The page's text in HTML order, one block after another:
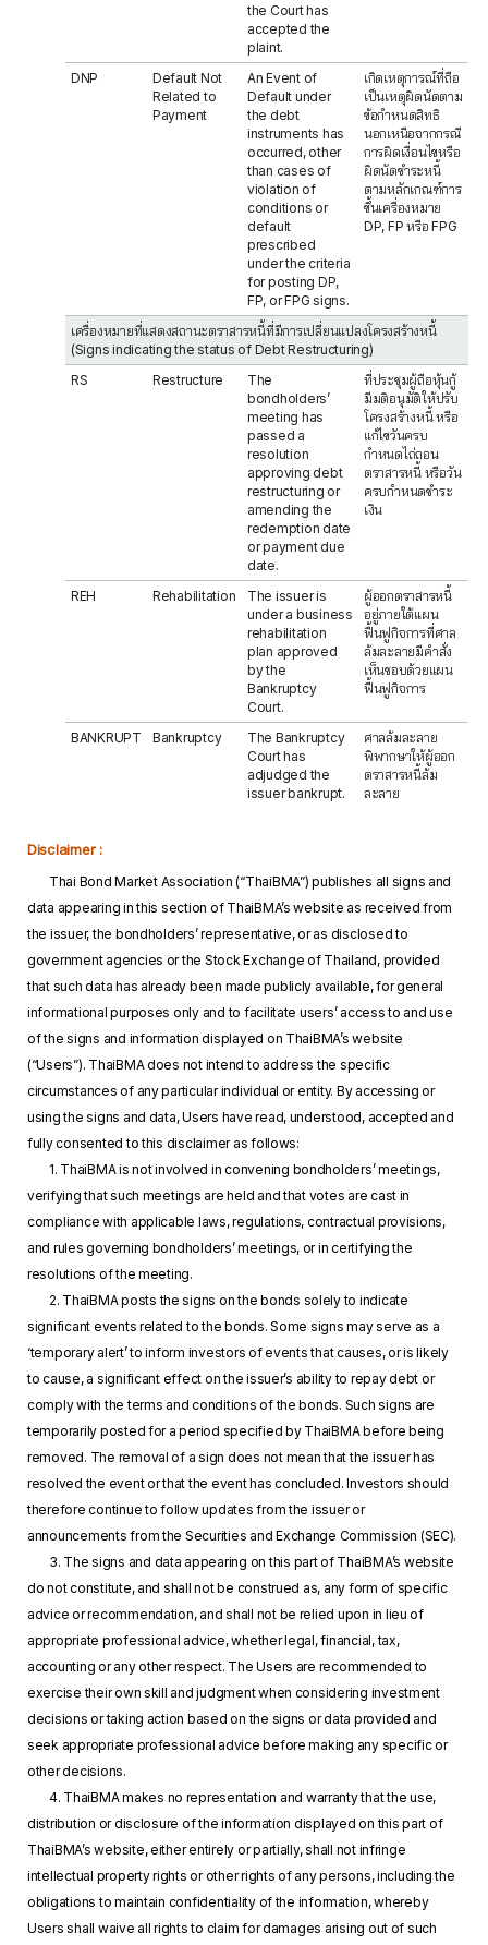
the Court has
accepted the
plaint.
DNP
Default Not
Related to
Payment
An Event of
Default under
the debt
instruments has
occurred, other
than cases of
violation of
conditions or
default
prescribed
under the criteria
for posting DP,
FP, or FPG signs.
เกิดเหตุการณ์ที่ถือ
เป็นเหตุผิดนัดตาม
ข้อกำหนดสิทธิ
นอกเหนือจากกรณี
การผิดเงื่อนไขหรือ
ผิดนัดชำระหนี้
ตามหลักเกณฑ์การ
ขึ้นเครื่องหมาย
DP, FP หรือ FPG
เครื่องหมายที่แสดงสถานะตราสารหนี้ที่มีการเปลี่ยนแปลงโครงสร้างหนี้
(Signs indicating the status of Debt Restructuring)
RS
Restructure
The
bondholders’
meeting has
passed a
resolution
approving debt
restructuring or
amending the
redemption date
or payment due
date.
ที่ประชุมผู้ถือหุ้นกู้
มีมติอนุมัติให้ปรับ
โครงสร้างหนี้ หรือ
แก้ไขวันครบ
กำหนดไถ่ถอน
ตราสารหนี้ หรือวัน
ครบกำหนดชำระ
เงิน
REH Rehabilitation
The issuer is
under a business
rehabilitation
plan approved
by the
Bankruptcy
Court.
ผู้ออกตราสารหนี้
อยู่ภายใต้แผน
ฟื้นฟูกิจการที่ศาล
ล้มละลายมีคำสั่ง
เห็นชอบด้วยแผน
ฟื้นฟูกิจการ
BANKRUPT Bankruptcy
The Bankruptcy
Court has
adjudged the
issuer bankrupt.
ศาลล้มละลาย
พิพากษาให้ผู้ออก
ตราสารหนี้ล้ม
ละลาย
Disclaimer :
Thai Bond Market Association (“ThaiBMA”) publishes all signs and
data appearing in this section of ThaiBMA’s website as received from
the issuer, the bondholders’ representative, or as disclosed to
government agencies or the Stock Exchange of Thailand, provided
that such data has already been made publicly available, for general
informational purposes only and to facilitate users’ access to and use
of the signs and information displayed on ThaiBMA’s website
(“Users”). ThaiBMA does not intend to address the specific
circumstances of any particular individual or entity. By accessing or
using the signs and data, Users have read, understood, accepted and
fully consented to this disclaimer as follows:
1. ThaiBMA is not involved in convening bondholders’ meetings,
verifying that such meetings are held and that votes are cast in
compliance with applicable laws, regulations, contractual provisions,
and rules governing bondholders’ meetings, or in certifying the
resolutions of the meeting.
2. ThaiBMA posts the signs on the bonds solely to indicate
significant events related to the bonds. Some signs may serve as a
‘temporary alert’ to inform investors of events that causes, or is likely
to cause, a significant effect on the issuer’s ability to repay debt or
comply with the terms and conditions of the bonds. Such signs are
temporarily posted for a period specified by ThaiBMA before being
removed. The removal of a sign does not mean that the issuer has
resolved the event or that the event has concluded. Investors should
therefore continue to follow updates from the issuer or
announcements from the Securities and Exchange Commission (SEC).
3. The signs and data appearing on this part of ThaiBMA’s website
do not constitute, and shall not be construed as, any form of specific
advice or recommendation, and shall not be relied upon in lieu of
appropriate professional advice, whether legal, financial, tax,
accounting or any other respect. The Users are recommended to
exercise their own skill and judgment when considering investment
decisions or taking action based on the signs or data provided and
seek appropriate professional advice before making any specific or
other decisions.
4. ThaiBMA makes no representation and warranty that the use,
distribution or disclosure of the information displayed on this part of
ThaiBMA’s website, either entirely or partially, shall not infringe
intellectual property rights or other rights of any persons, including the
obligations to maintain confidentiality of the information, whereby
Users shall waive all rights to claim for damages arising out of such